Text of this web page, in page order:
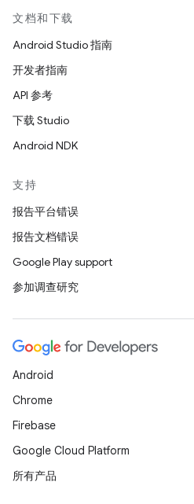
文档和下载
Android Studio 指南
开发者指南
API 参考
下载 Studio
Android NDK
支持
报告平台错误
报告文档错误
Google Play support
参加调查研究
Android
Chrome
Firebase
Google Cloud Platform
所有产品